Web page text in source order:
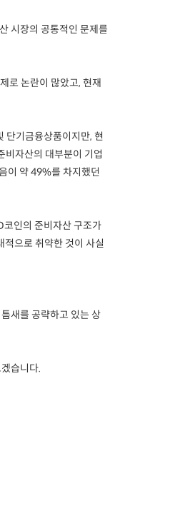
시장의 공통적인 문제를
로 논란이 많았고, 현재
단기금융상품이지만, 현
비자산의 대부분이 기업
이 약 49%를 차지했던
인의 준비자산 구조가
으로 취약한 것이 사실
새를 공략하고 있는 상
습니다.